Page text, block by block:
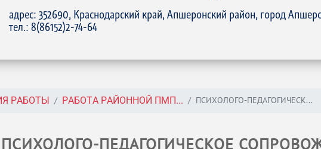
адрес: 352690, Краснодарский край, Апшеронский район, город
тел.: 8(86152)2-74-64
РАБОТЫ РАБОТА РАЙОННОЙ ПМП... ПСИХОЛОГО-ПЕДАГОГИЧЕСК...
ПСИХОЛОГО-ПЕДАГОГИЧЕСКОЕ